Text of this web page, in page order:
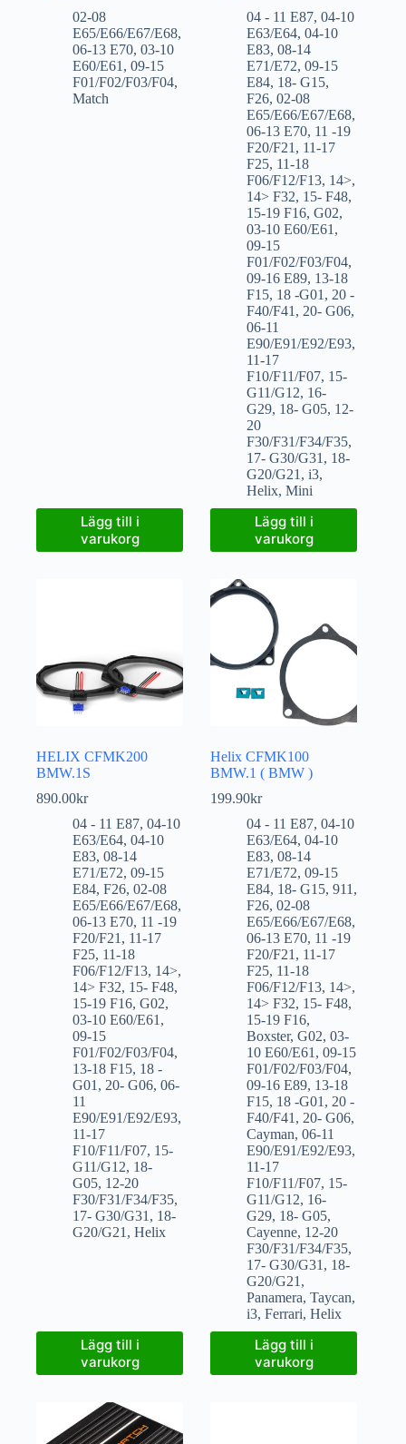
02-08
E65/E66/E67/E68,
06-13 E70, 03-10
E60/E61 , 09-15
F01/F02/F03/F04,
Match
Lägg till i
varukorg
04 - 11 E87,04-10
E63/E64,04-10
E83,08-14
E71/E72,09-15
E84, 18- G15,
F26,02-08
E65/E66/E67/E68,
06-13 E70, 11 -19
F20/F21 , 11-17
F25, 11-18
F06/F12/F13, 14>,
14> F32, 15- F48,
15-19 F16,G02,
03-10 E60/E61 ,
09-15
F01/F02/F03/F04,
09-16 E89, 13-18
F15, 18 -G01 , 20 -
F40/F41 , 20- G06,
06-11
E90/E91/E92/E93,
11-17
F10/F11/F07, 15-
G11/G12, 16-
G29, 18- G05, 12-
20
F30/F31/F34/F35,
17- G30/G31 , 18-
G20/G21 ,i3,
Helix,Mini
Lägg till i
varukorg
HELIX CFMK200
BMW.1S
890.00kr
04 - 11 E87, 04-10
E63/E64, 04-10
E83, 08-14
E71/E72, 09-15
E84, F26, 02-08
E65/E66/E67/E68,
06-13 E70, 11 -19
F20/F21 , 11-17
F25, 11-18
F06/F12/F13, 14>,
14> F32, 15- F48,
15-19 F16, G02,
03-10 E60/E61 ,
09-15
F01/F02/F03/F04,
13-18 F15, 18 -
G01 , 20- G06, 06-
11
E90/E91/E92/E93,
11-17
F10/F11/F07, 15-
G11/G12, 18-
G05, 12-20
F30/F31/F34/F35,
17- G30/G31 , 18-
G20/G21 , Helix
Lägg till i
varukorg
Helix CFMK100
BMW.1 ( BMW )
199.90kr
04 - 11 E87,04-10
E63/E64,04-10
E83,08-14
E71/E72,09-15
E84, 18- G15,911 ,
F26,02-08
E65/E66/E67/E68,
06-13 E70, 11 -19
F20/F21 , 11-17
F25, 11-18
F06/F12/F13, 14>,
14> F32, 15- F48,
15-19 F16,
Boxster,G02,03-
10 E60/E61 ,09-15
F01/F02/F03/F04,
09-16 E89, 13-18
F15, 18 -G01 , 20 -
F40/F41 , 20- G06,
Cayman,06-11
E90/E91/E92/E93,
11-17
F10/F11/F07, 15-
G11/G12, 16-
G29, 18- G05,
Cayenne, 12-20
F30/F31/F34/F35,
17- G30/G31 , 18-
G20/G21 ,
Panamera,Taycan,
i3,Ferrari,Helix
Lägg till i
varukorg